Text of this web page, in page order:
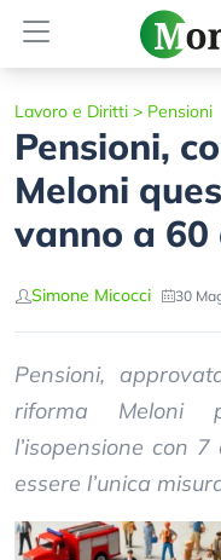
Lavoro e Diritti > Pensioni
Pensioni,
Meloni
vanno a 60
Simone Micocci 30
Pensioni,
riforma Meloni
l’isopensione con
essere l’unica